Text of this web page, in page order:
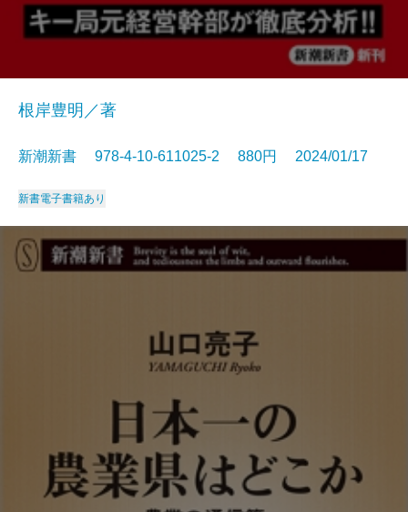
根岸豊明／著
新潮新書 978-4-10-611025-2 880円 2024/01/17
新書電子書籍あり